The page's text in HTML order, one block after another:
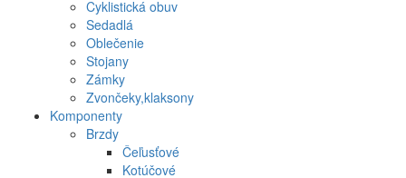
Cyklistická obuv
Sedadlá
Oblečenie
Stojany
Zámky
Zvončeky,klaksony
Komponenty
Brzdy
Čeľusťové
Kotúčové